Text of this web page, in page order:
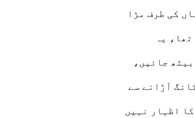
کی طرف مڑا
یہ
جائیں،
اَڑانے سے
اظہار نہیں